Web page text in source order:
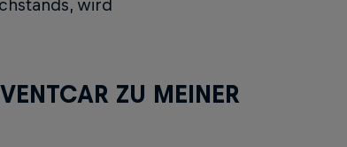
wird
ZU MEINER